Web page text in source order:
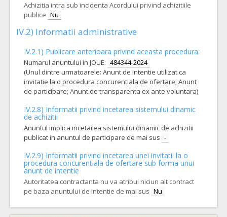
Achizitia intra sub incidenta Acordului privind achizitiile
publice Nu
IV.2) Informatii administrative
IV.2.1) Publicare anterioara privind aceasta procedura:
Numarul anuntului in JOUE: 484344-2024
(Unul dintre urmatoarele: Anunt de intentie utilizat ca
invitatie la o procedura concurentiala de ofertare; Anunt
de participare; Anunt de transparenta ex ante voluntara)
IV.2.8) Informatii privind incetarea sistemului dinamic
de achizitii
Anuntul implica incetarea sistemului dinamic de achizitii
publicat in anuntul de participare de mai sus -
IV.2.9) Informatii privind incetarea unei invitatii la o
procedura concurentiala de ofertare sub forma unui
anunt de intentie
Autoritatea contractanta nu va atribui niciun alt contract
pe baza anuntului de intentie de mai sus Nu